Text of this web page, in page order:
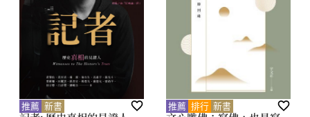
推薦 新書 推薦 排行 新書